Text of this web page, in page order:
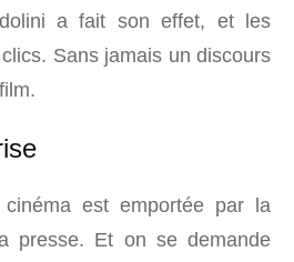
a fait son effet, et les
Sans jamais un discours
est emportée par la
presse. Et on se demande